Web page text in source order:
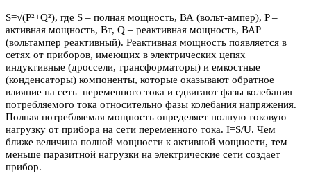
S=√(P²+Q²), где S – полная мощность, ВА (вольт-ампер), P –
активная мощность, Вт, Q – реактивная мощность, ВАР
(вольтампер реактивный). Реактивная мощность появляется в
сетях от приборов, имеющих в электрических цепях
индуктивные (дроссели, трансформаторы) и емкостные
(конденсаторы) компоненты, которые оказывают обратное
влияние на сеть переменного тока и сдвигают фазы колебания
потребляемого тока относительно фазы колебания напряжения.
Полная потребляемая мощность определяет полную токовую
нагрузку от прибора на сети переменного тока. I=S/U. Чем
ближе величина полной мощности к активной мощности, тем
меньше паразитной нагрузки на электрические сети создает
прибор.